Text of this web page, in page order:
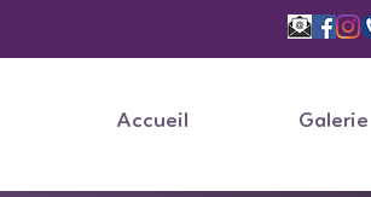
Accueil Galerie